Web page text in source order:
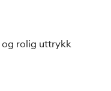
og rolig uttrykk